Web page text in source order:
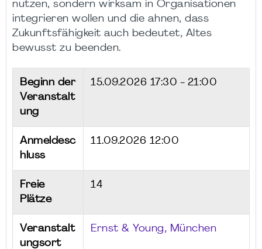
nutzen, sondern wirksam in Organisationen
integrieren wollen und die ahnen, dass
Zukunftsfähigkeit auch bedeutet, Altes
bewusst zu beenden.
Beginn der
Veranstalt
ung
15.09.2026 17:30 - 21:00
Anmeldesc
hluss
11.09.2026 12:00
Freie
Plätze
14
Veranstalt
ungsort
Ernst & Young, München